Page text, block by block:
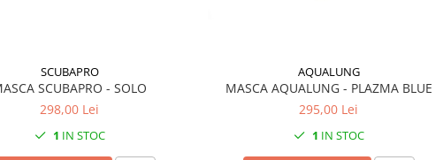
SCUBAPRO
SCUBAPRO - SOLO
298,00 Lei
1 IN STOC
AQUALUNG
MASCA AQUALUNG - PLAZMA BLUE
295,00 Lei
1 IN STOC